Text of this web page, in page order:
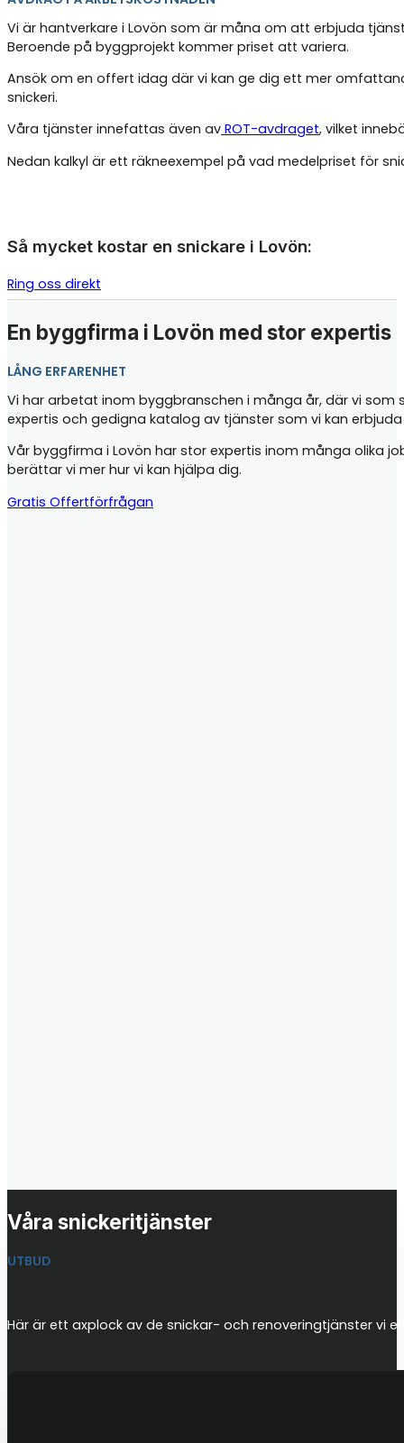
Vi är hantverkare i Lovön som är måna om att erbjuda
Beroende på byggprojekt kommer priset att variera.
Ansök om en offert idag där vi kan ge dig ett mer
snickeri.
Våra tjänster innefattas även av ROT-avdraget, vilket
Nedan kalkyl är ett räkneexempel på vad medelpriset för
Så mycket kostar en snickare i Lovön:
Ring oss direkt
En byggfirma i Lovön med stor expertis
LÅNG ERFARENHET
Vi har arbetat inom byggbranschen i många år, där vi
expertis och gedigna katalog av tjänster som vi kan
Vår byggfirma i Lovön har stor expertis inom många olika
berättar vi mer hur vi kan hjälpa dig.
Gratis Offertförfrågan
Våra snickeritjänster
UTBUD
Här är ett axplock av de snickar- och renoveringtjänster vi